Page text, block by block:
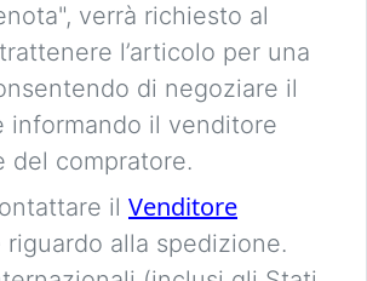
verrà richiesto al
l’articolo per una
di negoziare il
informando il venditore
del compratore.
il Venditore
alla spedizione.